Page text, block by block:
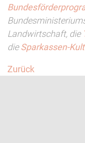
Landwirtschaft, die
dieSparkassen-
Zurück